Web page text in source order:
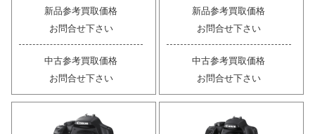
新品参考買取価格
お問合せ下さい
中古参考買取価格
お問合せ下さい
新品参考買取価格
お問合せ下さい
中古参考買取価格
お問合せ下さい